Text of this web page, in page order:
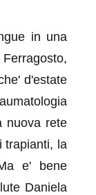
in una
d'estate
nuova rete
trapianti, la
e' bene
Daniela